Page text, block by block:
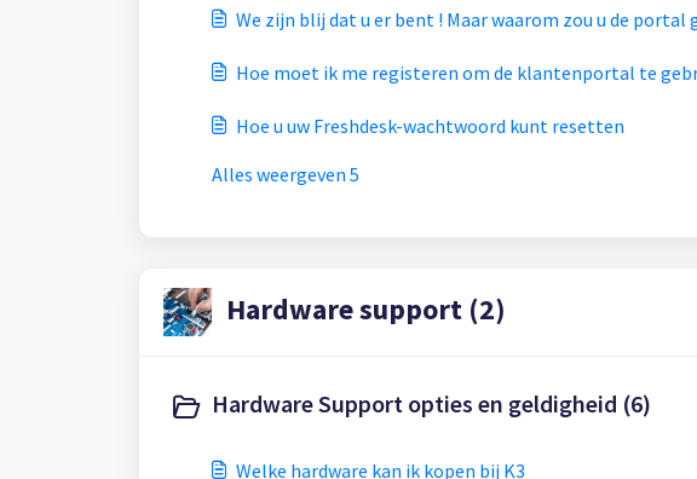
We zijn blij dat u er bent ! Maar waarom zou u de
Hoe moet ik me registeren om de klantenportal te
Hoe u uw Freshdesk-wachtwoord kunt resetten
Alles weergeven 5
Hardware support (2)
Hardware Support opties en geldigheid (6)
Welke hardware kan ik kopen bij K3